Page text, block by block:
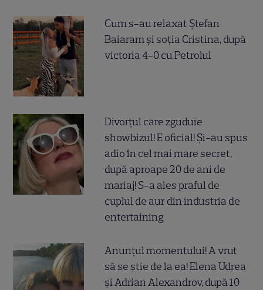
Cum s-au relaxat Ștefan
Baiaram și soția Cristina, după
victoria 4-0 cu Petrolul
Divorțul care zguduie
showbizul! E oficial! Și-au spus
adio în cel mai mare secret,
după aproape 20 de ani de
mariaj! S-a ales praful de
cuplul de aur din industria de
entertaining
Anunțul momentului! A vrut
să se știe de la ea! Elena Udrea
și Adrian Alexandrov, după 10